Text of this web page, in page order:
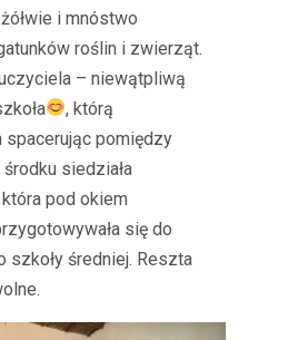
i mnóstwo
roślin i zwierząt.
– niewątpliwą
, którą
spacerując pomiędzy
siedziała
pod okiem
się do
szkoły średniej. Reszta